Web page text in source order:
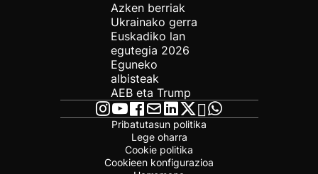
Azken berriak
Ukrainako gerra
Euskadiko lan
egutegia 2026
Eguneko
albisteak
AEB eta Trump
Pribatutasun politika
Lege oharra
Cookie politika
Cookieen konfigurazioa